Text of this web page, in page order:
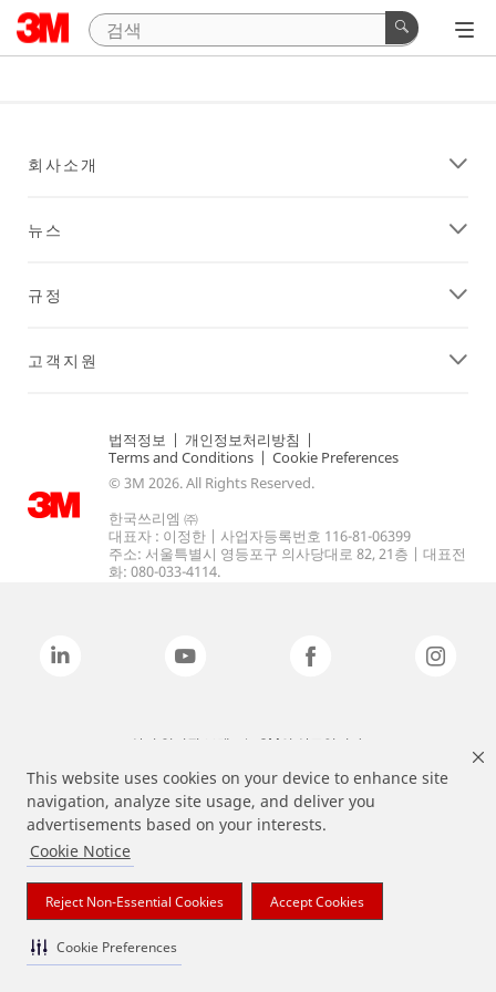
This website uses cookies on your device to enhance site
navigation, analyze site usage, and deliver you
advertisements based on your interests.
Cookie Notice
Reject Non-Essential Cookies Accept Cookies
Cookie Preferences
회사소개
뉴스
규정
고객지원
법적정보 | 개인정보처리방침 |
Terms and Conditions | Cookie Preferences
© 3M 2026. All Rights Reserved.
한국쓰리엠 ㈜
대표자 : 이정한 | 사업자등록번호 116-81-06399
주소: 서울특별시 영등포구 의사당대로 82, 21층 | 대표전
화: 080-033-4114.
상기 열거된 브랜드는 3M의 상표입니다.